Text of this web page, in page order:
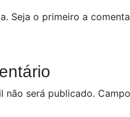
Seja o primeiro a
não será publicado.